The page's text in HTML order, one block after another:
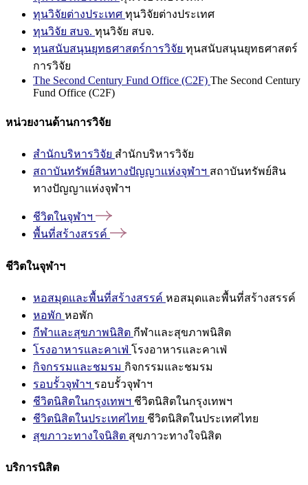
ทุนวิจัยต่างประเทศ ทุนวิจัยต่างประเทศ
ทุนวิจัย สบจ. ทุนวิจัย สบจ.
ทุนสนับสนุนยุทธศาสตร์การวิจัย ทุนสนับสนุนยุทธศาสตร์
การวิจัย
The Second Century Fund Office (C2F) The Second Century
Fund Office (C2F)
หน่วยงานด้านการวิจัย
สำนักบริหารวิจัย สำนักบริหารวิจัย
สถาบันทรัพย์สินทางปัญญาแห่งจุฬาฯ สถาบันทรัพย์สิน
ทางปัญญาแห่งจุฬาฯ
ชีวิตในจุฬาฯ
พื้นที่สร้างสรรค์
ชีวิตในจุฬาฯ
หอสมุดและพื้นที่สร้างสรรค์ หอสมุดและพื้นที่สร้างสรรค์
หอพัก หอพัก
กีฬาและสุขภาพนิสิต กีฬาและสุขภาพนิสิต
โรงอาหารและคาเฟ่ โรงอาหารและคาเฟ่
กิจกรรมและชมรม กิจกรรมและชมรม
รอบรั้วจุฬาฯ รอบรั้วจุฬาฯ
ชีวิตนิสิตในกรุงเทพฯ ชีวิตนิสิตในกรุงเทพฯ
ชีวิตนิสิตในประเทศไทย ชีวิตนิสิตในประเทศไทย
สุขภาวะทางใจนิสิต สุขภาวะทางใจนิสิต
บริการนิสิต